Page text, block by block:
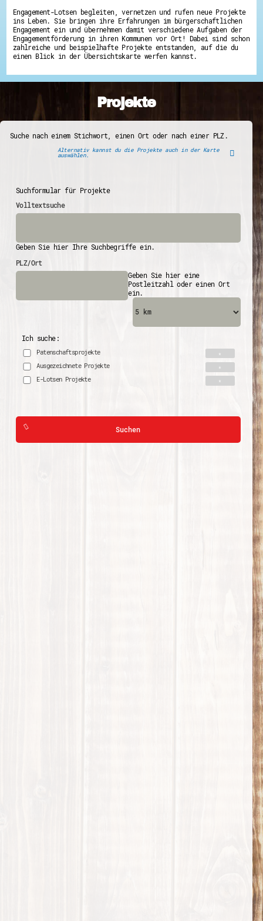
Engagement-Lotsen begleiten, vernetzen und rufen neue Projekte
ins Leben. Sie bringen ihre Erfahrungen im bürgerschaftlichen
Engagement ein und übernehmen damit verschiedene Aufgaben der
Engagementförderung in ihren Kommunen vor Ort! Dabei sind schon
zahlreiche und beispielhafte Projekte entstanden, auf die du
einen Blick in der Übersichtskarte werfen kannst.
Projekte
Suche nach einem Stichwort, einen Ort oder nach einer PLZ.
Alternativ kannst du die Projekte auch in der Karte
auswählen.
Suchformular für Projekte
Volltextsuche
Geben Sie hier Ihre Suchbegriffe ein.
PLZ/Ort
Geben Sie hier eine
Postleitzahl oder einen Ort
ein.
Ich suche:
Patenschaftsprojekte
Ausgezeichnete Projekte
E-Lotsen Projekte
Suchen